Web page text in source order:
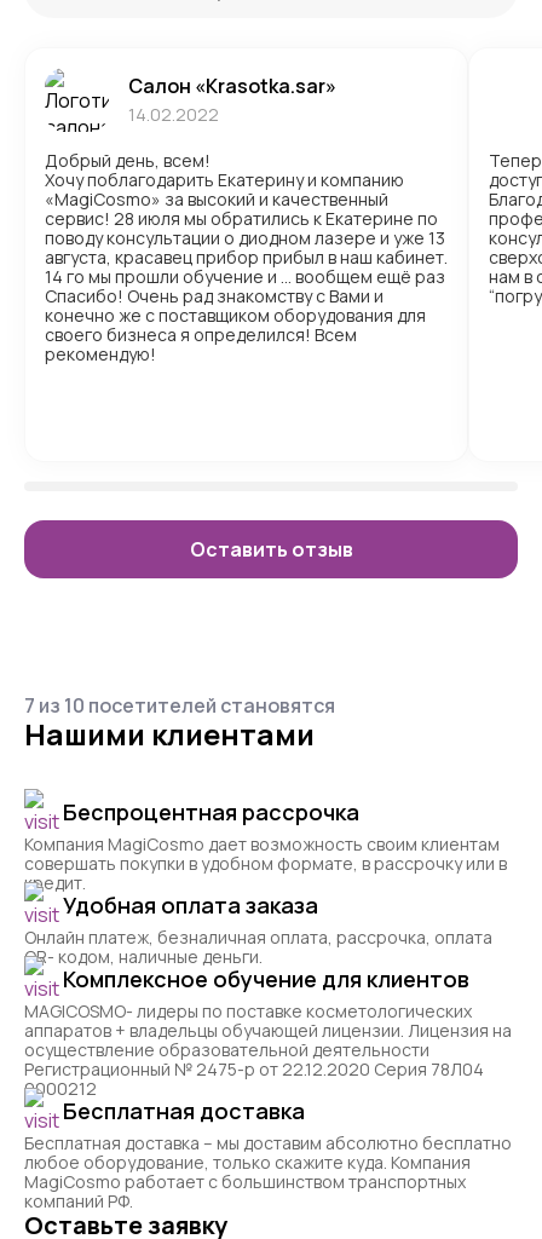
Салон «Krasotka.sar»
14.02.2022
Добрый день, всем!
Хочу поблагодарить Екатерину и компанию
«MagiCosmo» за высокий и качественный
сервис! 28 июля мы обратились к Екатерине по
поводу консультации о диодном лазере и уже 13
августа, красавец прибор прибыл в наш кабинет.
14 го мы прошли обучение и … вообщем ещё раз
Спасибо! Очень рад знакомству с Вами и
конечно же с поставщиком оборудования для
своего бизнеса я определился! Всем
рекомендую!
нам в
Оставить отзыв
7 из 10 посетителей становятся
Нашими клиентами
Беспроцентная рассрочка
Компания MagiCosmo дает возможность своим клиентам
совершать покупки в удобном формате, в рассрочку или в
кредит.
Удобная оплата заказа
Онлайн платеж, безналичная оплата, рассрочка, оплата
QR- кодом, наличные деньги.
Комплексное обучение для клиентов
MAGICOSMO- лидеры по поставке косметологических
аппаратов + владельцы обучающей лицензии. Лицензия на
осуществление образовательной деятельности
Регистрационный № 2475-р от 22.12.2020 Серия 78Л04
0000212
Бесплатная доставка
Бесплатная доставка – мы доставим абсолютно бесплатно
любое оборудование, только скажите куда. Компания
MagiCosmo работает с большинством транспортных
компаний РФ.
Оставьте заявку